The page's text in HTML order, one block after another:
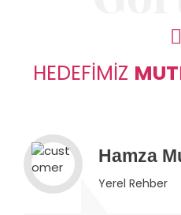
HEDEFIMIZ
Hamza
Yerel Rehber